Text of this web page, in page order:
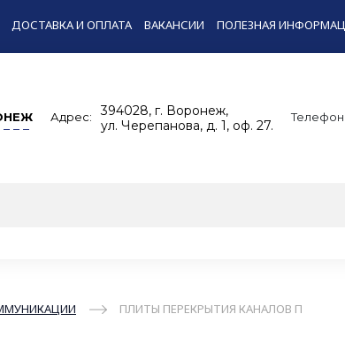
ДОСТАВКА И ОПЛАТА ВАКАНСИИ ПОЛЕЗНАЯ
Адрес:
394028, г. Воронеж,
ул. Черепанова, д. 1, оф. 27.
Телефон:
ПЛИТЫ ПЕРЕКРЫТИЯ КАНАЛОВ П